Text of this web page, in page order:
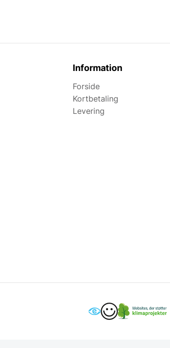
Information
Forside
Kortbetaling
Levering